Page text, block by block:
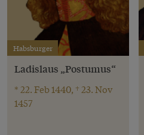
Habsburger
Ladislaus „Postumus“
* 22. Feb 1440, † 23. Nov
1457